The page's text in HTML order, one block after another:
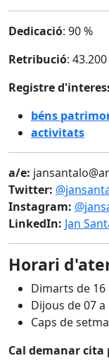
Dedicació: 90 %
Retribució:
Registre
béns
activitats
a/e:
Twitter:
Instagram:
LinkedIn: Jan
Horari
Dimarts de 16
Dijous de 07 a
Caps de
Cal demanar cita